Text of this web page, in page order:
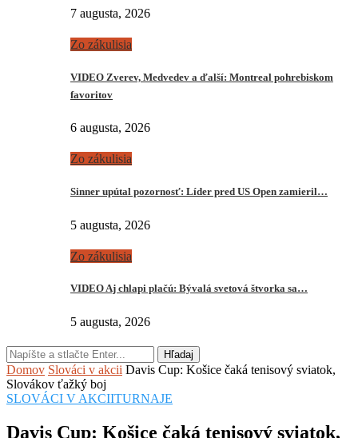
7 augusta, 2026
Zo zákulisia
VIDEO Zverev, Medvedev a ďalší: Montreal pohrebiskom
favoritov
6 augusta, 2026
Zo zákulisia
Sinner upútal pozornosť: Líder pred US Open zamieril…
5 augusta, 2026
Zo zákulisia
VIDEO Aj chlapi plačú: Bývalá svetová štvorka sa…
5 augusta, 2026
Hľadaj
Domov Slováci v akcii Davis Cup: Košice čaká tenisový sviatok,
Slovákov ťažký boj
SLOVÁCI V AKCIITURNAJE
Davis Cup: Košice čaká tenisový sviatok,